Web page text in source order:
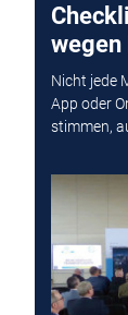
wegen
Nicht jede
App oder
stimmen,